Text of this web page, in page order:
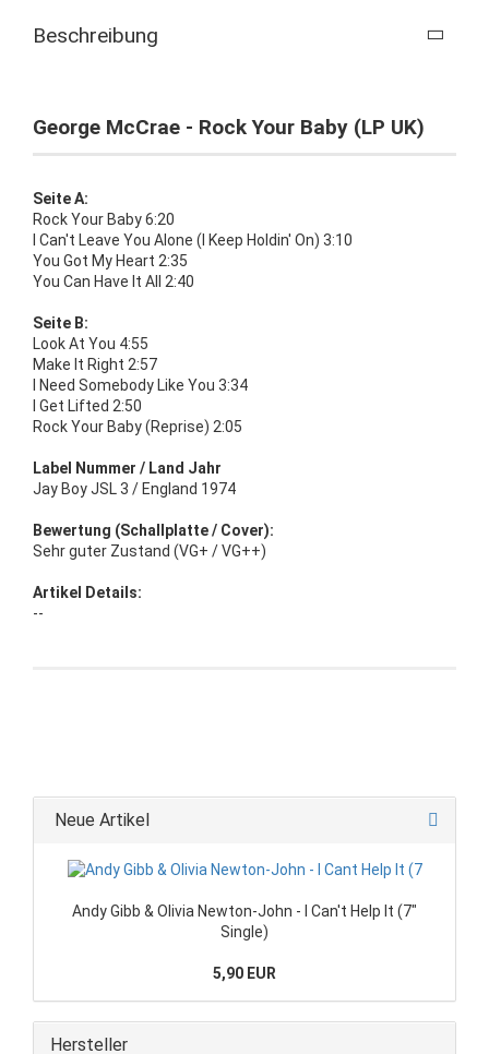
Beschreibung
George McCrae - Rock Your Baby (LP UK)
Seite A:
Rock Your Baby 6:20
I Can't Leave You Alone (I Keep Holdin' On) 3:10
You Got My Heart 2:35
You Can Have It All 2:40
Seite B:
Look At You 4:55
Make It Right 2:57
I Need Somebody Like You 3:34
I Get Lifted 2:50
Rock Your Baby (Reprise) 2:05
Label Nummer / Land Jahr
Jay Boy JSL 3 / England 1974
Bewertung (Schallplatte / Cover):
Sehr guter Zustand (VG+ / VG++)
Artikel Details:
--
Neue Artikel
Andy Gibb & Olivia Newton-John - I Can't Help It (7"
Single)
5,90 EUR
Hersteller